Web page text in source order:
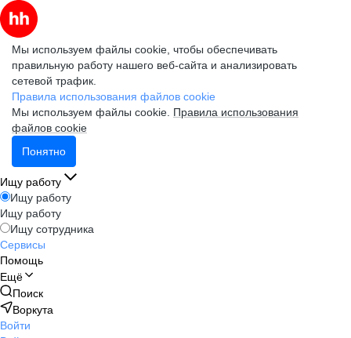
Мы используем файлы cookie, чтобы обеспечивать
правильную работу нашего веб-сайта и анализировать
сетевой трафик.
Правила использования файлов cookie
Мы используем файлы cookie. Правила использования
файлов cookie
Понятно
Ищу работу
Ищу работу
Ищу работу
Ищу сотрудника
Сервисы
Помощь
Ещё
Поиск
Воркута
Войти